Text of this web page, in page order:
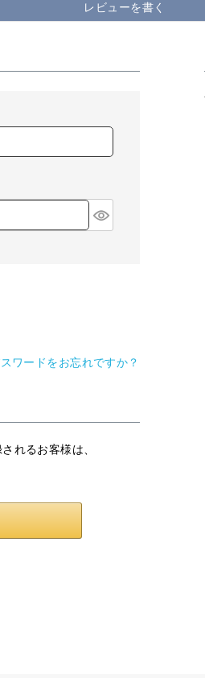
レビューを書く
ワードをお忘れですか？
れるお客様は、